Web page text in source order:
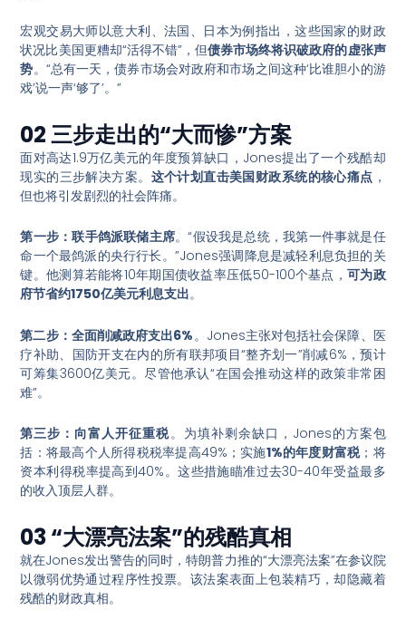
宏观交易大师以意大利、法国、日本为例指出，这些国家的财政
状况比美国更糟却“活得不错”，但债券市场终将识破政府的虚张声
势。“总有一天，债券市场会对政府和市场之间这种‘比谁胆小的游
戏’说一声‘够了’。”
02 三步走出的“大而惨”方案
面对高达1.9万亿美元的年度预算缺口，Jones提出了一个残酷却
现实的三步解决方案。 这个计划直击美国财政系统的核心痛点 ，
但也将引发剧烈的社会阵痛。
第一步：联手鸽派联储主席。“假设我是总统，我第一件事就是任
命一个最鸽派的央行行长。”Jones强调降息是减轻利息负担的关
键。他测算若能将10年期国债收益率压低50-100个基点，可为政
府节省约1750亿美元利息支出。
第二步：全面削减政府支出6%。Jones主张对包括社会保障、医
疗补助、国防开支在内的所有联邦项目“整齐划一”削减6%，预计
可筹集3600亿美元。尽管他承认“在国会推动这样的政策非常困
难”。
第三步：向富人开征重税。为填补剩余缺口，Jones的方案包
括：将最高个人所得税税率提高49%；实施1%的年度财富税；将
资本利得税率提高到40%。这些措施瞄准过去30-40年受益最多
的收入顶层人群。
03 “大漂亮法案”的残酷真相
就在Jones发出警告的同时，特朗普力推的“大漂亮法案”在参议院
以微弱优势通过程序性投票。该法案表面上包装精巧，却隐藏着
残酷的财政真相。